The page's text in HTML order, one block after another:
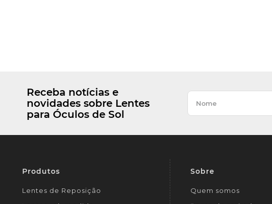
Receba notícias e
novidades sobre Lentes
para Óculos de Sol
Produtos
Lentes de Reposição
Sobre
Quem somos